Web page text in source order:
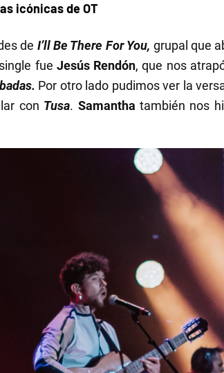
icónicas de OT
de I’ll Be There For You, grupal que
fue Jesús Rendón, que nos
Por otro lado pudimos ver la
con Tusa. Samantha también nos